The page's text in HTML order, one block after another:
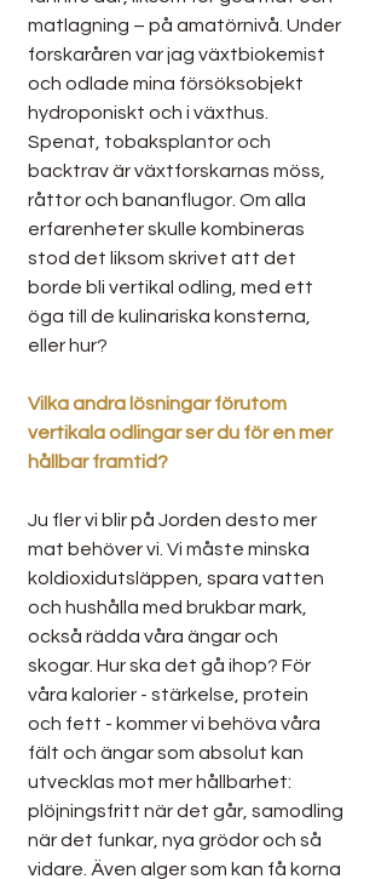
matlagning – på amatörnivå. Under
forskaråren var jag växtbiokemist
och odlade mina försöksobjekt
hydroponiskt och i växthus.
Spenat, tobaksplantor och
backtrav är växtforskarnas möss,
råttor och bananflugor. Om alla
erfarenheter skulle kombineras
stod det liksom skrivet att det
borde bli vertikal odling, med ett
öga till de kulinariska konsterna,
eller hur?
Vilka andra lösningar förutom
vertikala odlingar ser du för en mer
hållbar framtid?
Ju fler vi blir på Jorden desto mer
mat behöver vi. Vi måste minska
koldioxidutsläppen, spara vatten
och hushålla med brukbar mark,
också rädda våra ängar och
skogar. Hur ska det gå ihop? För
våra kalorier - stärkelse, protein
och fett - kommer vi behöva våra
fält och ängar som absolut kan
utvecklas mot mer hållbarhet:
plöjningsfritt när det går, samodling
när det funkar, nya grödor och så
vidare. Även alger som kan få korna